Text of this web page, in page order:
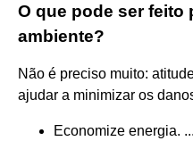
O que pode ser feito
ambiente?
Não é preciso muito:
ajudar a minimizar os
Economize energia. ...